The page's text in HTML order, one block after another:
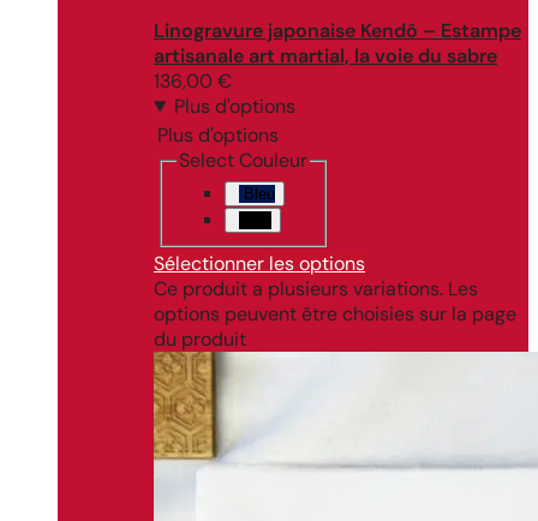
Linogravure japonaise Kendô – Estampe
artisanale art martial, la voie du sabre
136,00 €
Plus d'options
Plus d'options
Select Couleur
Bleu
Sélectionner les options
Ce produit a plusieurs variations. Les
options peuvent être choisies sur la page
du produit